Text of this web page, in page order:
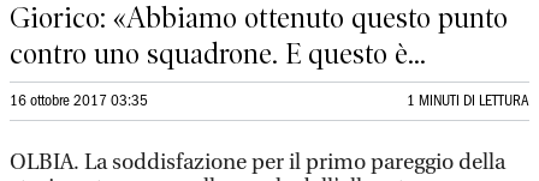
Giorico: «Abbiamo ottenuto questo punto
contro uno squadrone. E questo è...
16 ottobre 2017 03:35 1 MINUTI DI LETTURA
OLBIA. La soddisfazione per il primo pareggio della